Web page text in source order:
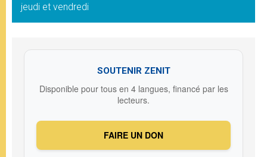
jeudi et vendredi
SOUTENIR ZENIT
Disponible pour tous en 4 langues, financé par les
lecteurs.
FAIRE UN DON